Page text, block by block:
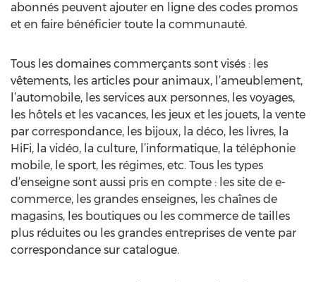
abonnés peuvent ajouter en ligne des codes promos
et en faire bénéficier toute la communauté.
Tous les domaines commerçants sont visés : les
vêtements, les articles pour animaux, l’ameublement,
l’automobile, les services aux personnes, les voyages,
les hôtels et les vacances, les jeux et les jouets, la vente
par correspondance, les bijoux, la déco, les livres, la
HiFi, la vidéo, la culture, l’informatique, la téléphonie
mobile, le sport, les régimes, etc. Tous les types
d’enseigne sont aussi pris en compte : les site de e-
commerce, les grandes enseignes, les chaînes de
magasins, les boutiques ou les commerce de tailles
plus réduites ou les grandes entreprises de vente par
correspondance sur catalogue.